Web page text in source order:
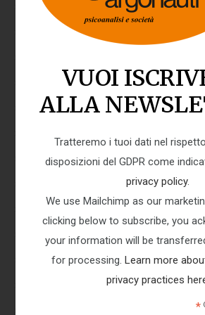
AZIONE TERAPEUTICA BISOGNO/
CAMBIAMENTO/TRASFORMAZIONE
COAZIONE A RIPETERE
COLPA/VERGOGNA CONFLITTO
CONSCIO/INCONSCIO/PRECONSCIO
FALSO SÉ/VERO SÉ GIOCO DEI
GRUPPO GUERRA
IDEALE DELL’IO/IO IDEALE/SUPER-IO
VUOI
ALLA
Tratteremo i tuoi dati nel
disposizioni del GDPR come
privacy policy.
We use Mailchimp as our
clicking below to subscribe, you
your information will be
for processing. Learn more
privacy practices
*